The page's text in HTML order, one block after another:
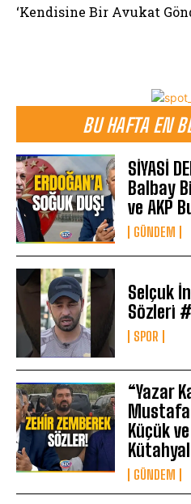
BU HAFTA EN
SİYASİ
Balbay
ve AKP
GÜNDEM
Selçuk
Sözleri
SPOR
“Yazar
Mustafa
Küçük
GÜNDEM
‘Kendisine Bir Avukat